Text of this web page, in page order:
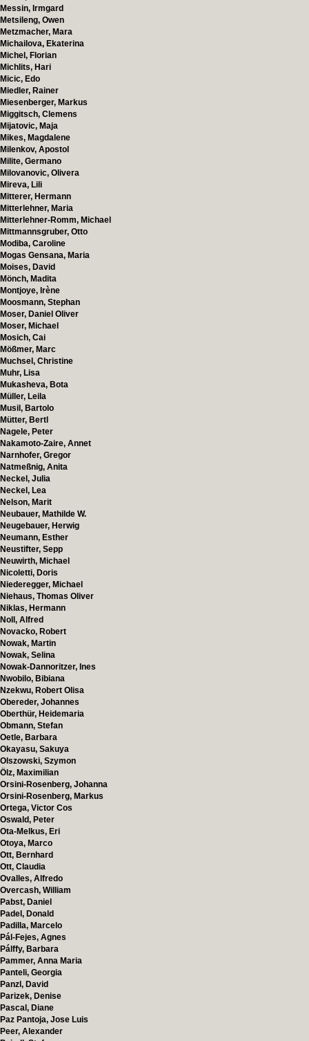
Messin, Irmgard
Metsileng, Owen
Metzmacher, Mara
Michailova, Ekaterina
Michel, Florian
Michlits, Hari
Micic, Edo
Miedler, Rainer
Miesenberger, Markus
Miggitsch, Clemens
Mijatovic, Maja
Mikes, Magdalene
Milenkov, Apostol
Milite, Germano
Milovanovic, Olivera
Mireva, Lili
Mitterer, Hermann
Mitterlehner, Maria
Mitterlehner-Romm, Michael
Mittmannsgruber, Otto
Modiba, Caroline
Mogas Gensana, Maria
Moises, David
Mönch, Madita
Montjoye, Irène
Moosmann, Stephan
Moser, Daniel Oliver
Moser, Michael
Mosich, Cai
Mößmer, Marc
Muchsel, Christine
Muhr, Lisa
Mukasheva, Bota
Müller, Leila
Musil, Bartolo
Mütter, Bertl
Nagele, Peter
Nakamoto-Zaire, Annet
Narnhofer, Gregor
Natmeßnig, Anita
Neckel, Julia
Neckel, Lea
Nelson, Marit
Neubauer, Mathilde W.
Neugebauer, Herwig
Neumann, Esther
Neustifter, Sepp
Neuwirth, Michael
Nicoletti, Doris
Niederegger, Michael
Niehaus, Thomas Oliver
Niklas, Hermann
Noll, Alfred
Novacko, Robert
Nowak, Martin
Nowak, Selina
Nowak-Dannoritzer, Ines
Nwobilo, Bibiana
Nzekwu, Robert Olisa
Obereder, Johannes
Oberthür, Heidemaria
Obmann, Stefan
Oetle, Barbara
Okayasu, Sakuya
Olszowski, Szymon
Ölz, Maximilian
Orsini-Rosenberg, Johanna
Orsini-Rosenberg, Markus
Ortega, Victor Cos
Oswald, Peter
Ota-Melkus, Eri
Otoya, Marco
Ott, Bernhard
Ott, Claudia
Ovalles, Alfredo
Overcash, William
Pabst, Daniel
Padel, Donald
Padilla, Marcelo
Pál-Fejes, Agnes
Pálffy, Barbara
Pammer, Anna Maria
Panteli, Georgia
Panzl, David
Parizek, Denise
Pascal, Diane
Paz Pantoja, Jose Luis
Peer, Alexander